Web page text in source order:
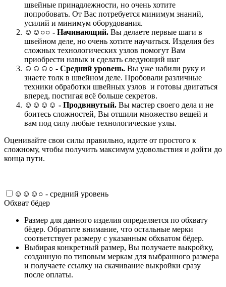
швейные принадлежности, но очень хотите
попробовать. От Вас потребуется минимум знаний,
усилий и минимум оборудования.
☺☺○○ - Начинающий. Вы делаете первые шаги в
швейном деле, но очень хотите научиться. Изделия без
сложных технологических узлов помогут Вам
приобрести навык и сделать следующий шаг
☺☺☺○ - Средний уровень. Вы уже набили руку и
знаете толк в швейном деле. Пробовали различные
техники обработки швейных узлов и готовы двигаться
вперед, постигая всё больше секретов.
☺☺☺☺ - Продвинутый. Вы мастер своего дела и не
боитесь сложностей, Вы отшили множество вещей и
вам под силу любые технологические узлы.
Оценивайте свои силы правильно, идите от простого к
сложному, чтобы получить максимум удовольствия и дойти до
конца пути.
☺☺☺○ - средний уровень
Обхват бёдер
Размер для данного изделия определяется по обхвату
бёдер. Обратите внимание, что остальные мерки
соответствует размеру с указанным обхватом бёдер.
Выбирая конкретный размер, Вы получаете выкройку,
созданную по типовым меркам для выбранного размера
и получаете ссылку на скачивание выкройки сразу
после оплаты.